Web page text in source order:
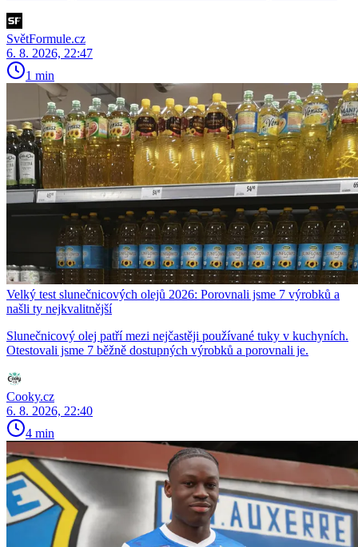
SvětFormule.cz
6. 8. 2026, 22:47
1 min
Velký test slunečnicových olejů 2026: Porovnali jsme 7 výrobků a
našli ty nejkvalitnější
Slunečnicový olej patří mezi nejčastěji používané tuky v kuchyních.
Otestovali jsme 7 běžně dostupných výrobků a porovnali je.
Cooky.cz
6. 8. 2026, 22:40
4 min